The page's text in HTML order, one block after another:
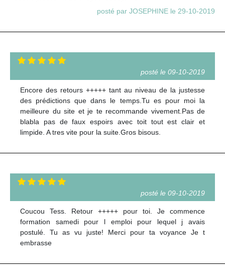
posté par JOSEPHINE le 29-10-2019
posté le 09-10-2019
Encore des retours +++++ tant au niveau de la justesse
des prédictions que dans le temps.Tu es pour moi la
meilleure du site et je te recommande vivement.Pas de
blabla pas de faux espoirs avec toit tout est clair et
limpide. A tres vite pour la suite.Gros bisous.
posté le 09-10-2019
Coucou Tess. Retour +++++ pour toi. Je commence
formation samedi pour l emploi pour lequel j avais
postulé. Tu as vu juste! Merci pour ta voyance Je t
embrasse